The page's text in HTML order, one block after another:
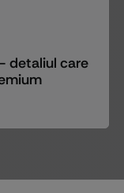
detaliul care